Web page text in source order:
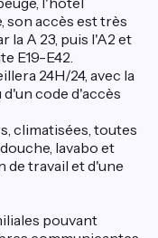
son accès est très
la A 23, puis l'A2 et
E19-E42.
24H/24, avec la
d'un code d'accès
climatisées, toutes
lavabo et
de travail et d'une
pouvant